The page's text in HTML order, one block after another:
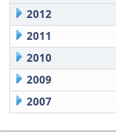
2012
2011
2010
2009
2007